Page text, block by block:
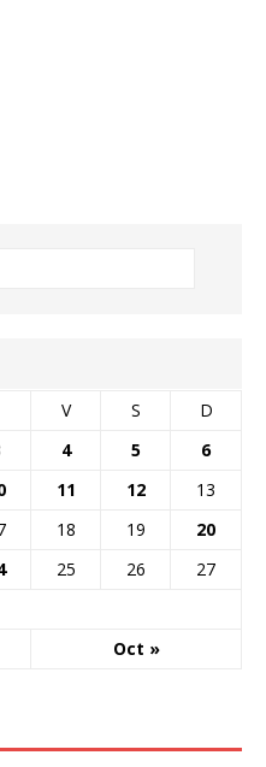
V S D
Oct »
4 5
6
11 12
13
18 19
20
25 26
27